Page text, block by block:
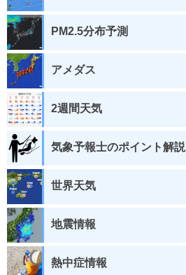
PM2.5分布予測
アメダス
2週間天気
気象予報士のポイント解説
世界天気
地震情報
熱中症情報